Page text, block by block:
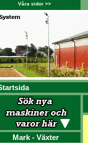
Våra sidor >>
Mark - Växter